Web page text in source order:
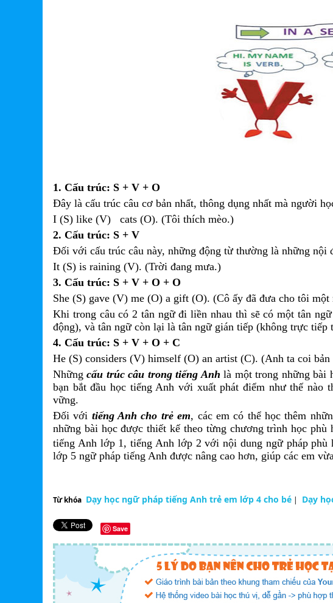
1. Cấu trúc: S + V + O
Đây là cấu trúc câu cơ bản nhất, thông dụng nhất mà người
I (S) like (V) cats (O). (Tôi thích mèo.)
2. Cấu trúc: S + V
Đối với cấu trúc câu này, những động từ thường là những nội
It (S) is raining (V). (Trời đang mưa.)
3. Cấu trúc: S + V + O + O
She (S) gave (V) me (O) a gift (O). (Cô ấy đã đưa cho tôi một
Khi trong câu có 2 tân ngữ đi liền nhau thì sẽ có một tân
động), và tân ngữ còn lại là tân ngữ gián tiếp (không trực tiếp
4. Cấu trúc: S + V + O + C
He (S) considers (V) himself (O) an artist (C). (Anh ta coi bản
Nhữngcấu trúc câu trong tiếng Anh là một trong những bài
bạn bắt đầu học tiếng Anh với xuất phát điểm như thế nào
vững.
Đối với tiếng Anh cho trẻ em, các em có thể học thêm
những bài học được thiết kế theo từng chương trình học
tiếng Anh lớp 1, tiếng Anh lớp 2 với nội dung ngữ pháp phù
lớp 5 ngữ pháp tiếng Anh được nâng cao hơn, giúp các em
Từ khóa Dạy học ngữ pháp tiếng Anh trẻ em lớp 4 cho bé | Dạy
Save